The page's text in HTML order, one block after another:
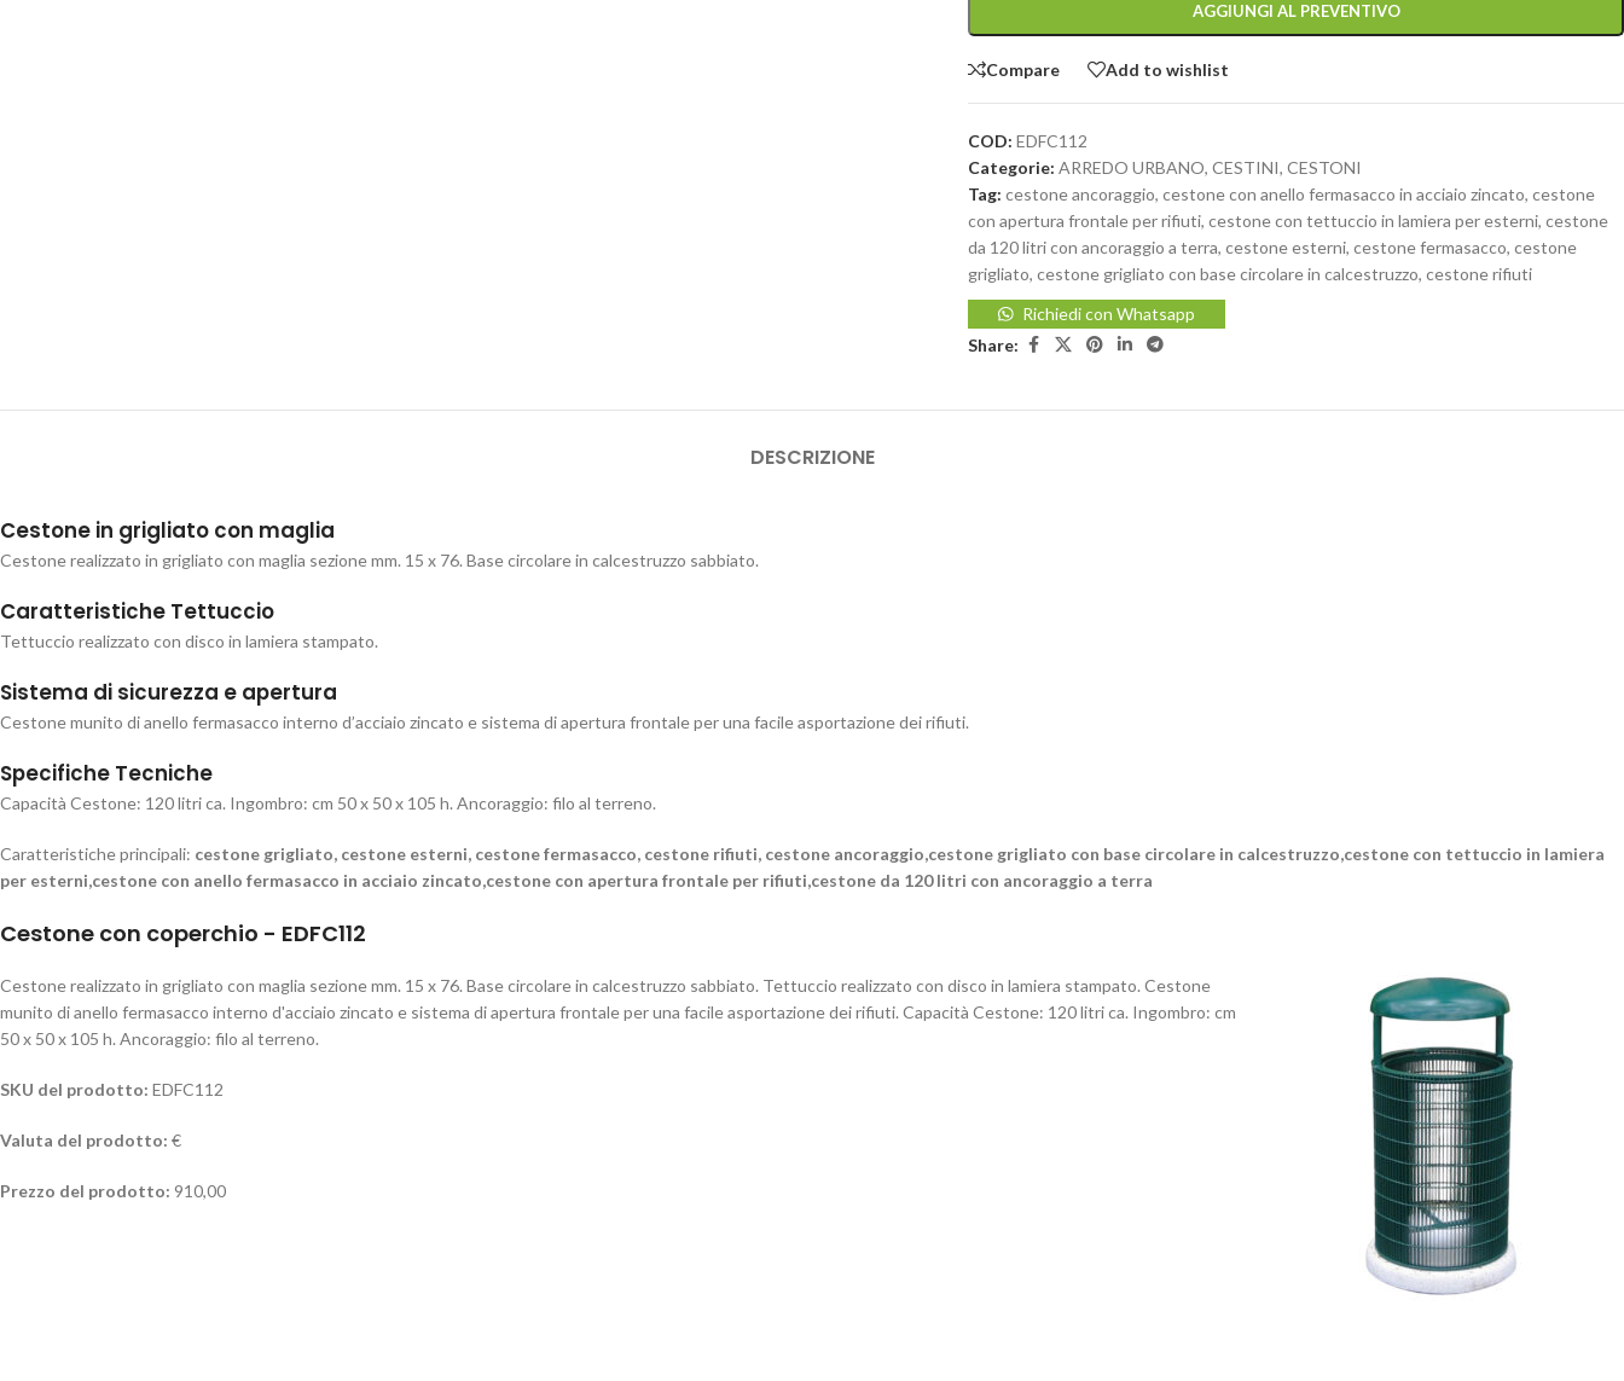
AGGIUNGI AL PREVENTIVO
Compare Add to wishlist
COD:EDFC112
Categorie: ARREDO URBANO, CESTINI, CESTONI
Tag: cestone ancoraggio, cestone con anello fermasacco in acciaio zincato, cestone
con apertura frontale per rifiuti, cestone con tettuccio in lamiera per esterni, cestone
da 120 litri con ancoraggio a terra, cestone esterni, cestone fermasacco, cestone
grigliato, cestone grigliato con base circolare in calcestruzzo, cestone rifiuti
Richiedi con Whatsapp
Share:
DESCRIZIONE
Cestone in grigliato con maglia
Cestone realizzato in grigliato con maglia sezione mm. 15 x 76. Base circolare in calcestruzzo sabbiato.
Caratteristiche Tettuccio
Tettuccio realizzato con disco in lamiera stampato.
Sistema di sicurezza e apertura
Cestone munito di anello fermasacco interno d’acciaio zincato e sistema di apertura frontale per una facile asportazione dei rifiuti.
Specifiche Tecniche
Capacità Cestone: 120 litri ca. Ingombro: cm 50 x 50 x 105 h. Ancoraggio: filo al terreno.
Caratteristiche principali: cestone grigliato, cestone esterni, cestone fermasacco, cestone rifiuti, cestone ancoraggio,cestone grigliato con base circolare in calcestruzzo,cestone con tettuccio in lamiera
per esterni,cestone con anello fermasacco in acciaio zincato,cestone con apertura frontale per rifiuti,cestone da 120 litri con ancoraggio a terra
Cestone con coperchio - EDFC112
Cestone realizzato in grigliato con maglia sezione mm. 15 x 76. Base circolare in calcestruzzo sabbiato. Tettuccio realizzato con disco in lamiera stampato. Cestone
munito di anello fermasacco interno d'acciaio zincato e sistema di apertura frontale per una facile asportazione dei rifiuti. Capacità Cestone: 120 litri ca. Ingombro: cm
50 x 50 x 105 h. Ancoraggio: filo al terreno.
SKU del prodotto: EDFC112
Valuta del prodotto: €
Prezzo del prodotto: 910,00